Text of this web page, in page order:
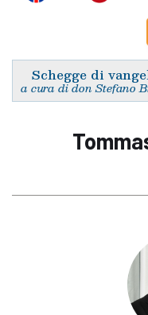
Schegge di
a cura di don Stefano